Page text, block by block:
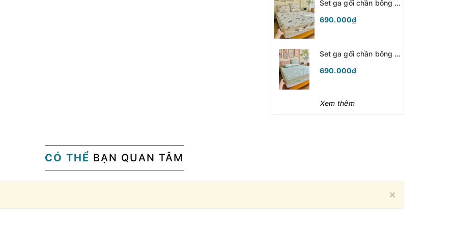
Set ga gối chần bông (Khủng long) - SGGCB342
690.000₫
Set ga gối chần bông (Bí ngô xanh mint) - SGGCB341
690.000₫
Xem thêm
CÓ THỂ BẠN QUAN TÂM
×